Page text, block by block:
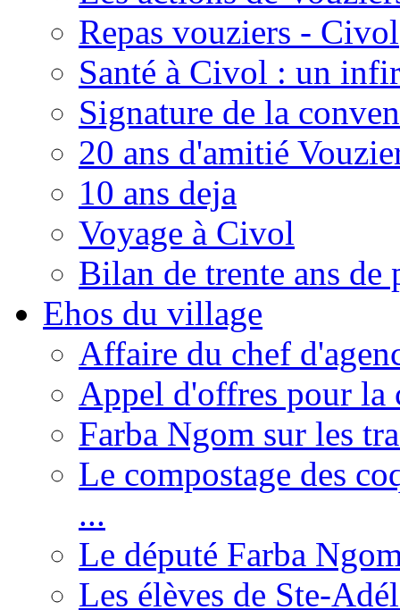
Repas vouziers - Civol
Santé à Civol : un
Signature de la
20 ans d'amitié
10 ans deja
Voyage à Civol
Bilan de trente ans
Ehos du village
Affaire du chef
Appel d'offres pour la
Farba Ngom sur les
Le compostage des
...
Le député Farba
Les élèves de Ste-